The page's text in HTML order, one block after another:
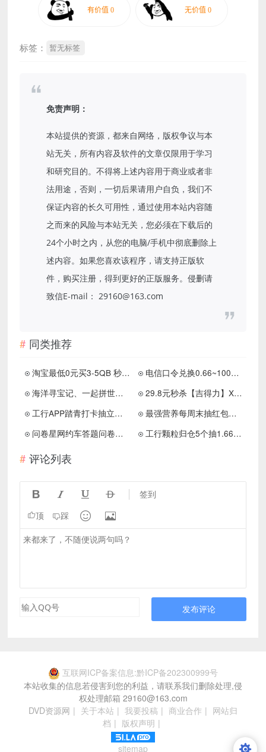
标签： 暂无标签
免责声明：
本站提供的资源，都来自网络，版权争议与本
站无关，所有内容及软件的文章仅限用于学习
和研究目的。不得将上述内容用于商业或者非
法用途，否则，一切后果请用户自负，我们不
保证内容的长久可用性，通过使用本站内容随
之而来的风险与本站无关，您必须在下载后的
24个小时之内，从您的电脑/手机中彻底删除上
述内容。如果您喜欢该程序，请支持正版软
件，购买注册，得到更好的正版服务。侵删请
致信E-mail： 29160@163.com
同类推荐
淘宝最低0元买3-5QB 秒到,号多可多买
电信口令兑换0.66~100亓话费
海洋寻宝记、一起拼世界3、猜歌全明星10，简单赚0.9元
29.8元秒杀【吉得力】X1三头智能剃须刀
工行APP踏青打卡抽立减金，亲中1元立减金
最强营养每周末抽红包亲测1.28元秒到
问卷星网约车答题问卷领1元微信红包
工行颗粒归仓5个抽1.66-66.6元微信立减金
评论列表
    签到
顶 踩  
发布评论
互联网ICP备案信息:黔ICP备202300999号
本站收集的信息若侵害到您的利益，请联系我们删除处理,侵
权处理邮箱 29160@163.com
DVD资源网 | 关于本站 | 我要投稿 | 商业合作 | 网站归
档 | 版权声明 |
sitemap